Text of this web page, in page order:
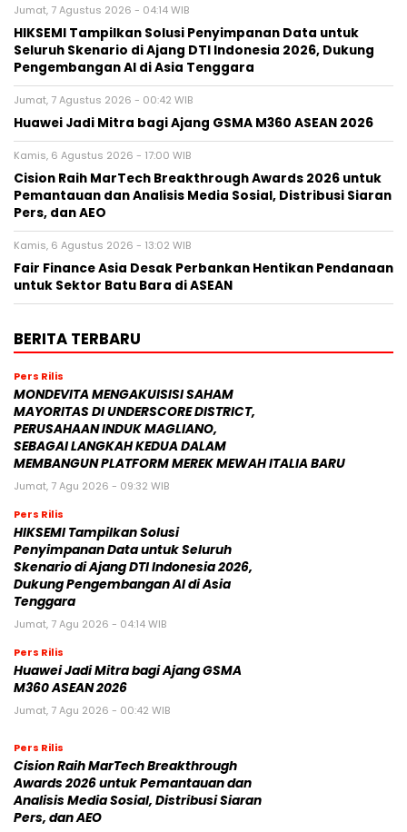
Jumat, 7 Agustus 2026 - 04:14 WIB
HIKSEMI Tampilkan Solusi Penyimpanan Data untuk
Seluruh Skenario di Ajang DTI Indonesia 2026, Dukung
Pengembangan AI di Asia Tenggara
Jumat, 7 Agustus 2026 - 00:42 WIB
Huawei Jadi Mitra bagi Ajang GSMA M360 ASEAN 2026
Kamis, 6 Agustus 2026 - 17:00 WIB
Cision Raih MarTech Breakthrough Awards 2026 untuk
Pemantauan dan Analisis Media Sosial, Distribusi Siaran
Pers, dan AEO
Kamis, 6 Agustus 2026 - 13:02 WIB
Fair Finance Asia Desak Perbankan Hentikan Pendanaan
untuk Sektor Batu Bara di ASEAN
BERITA TERBARU
Pers Rilis
MONDEVITA MENGAKUISISI SAHAM
MAYORITAS DI UNDERSCORE DISTRICT,
PERUSAHAAN INDUK MAGLIANO,
SEBAGAI LANGKAH KEDUA DALAM
MEMBANGUN PLATFORM MEREK MEWAH ITALIA BARU
Jumat, 7 Agu 2026 - 09:32 WIB
Pers Rilis
HIKSEMI Tampilkan Solusi
Penyimpanan Data untuk Seluruh
Skenario di Ajang DTI Indonesia 2026,
Dukung Pengembangan AI di Asia
Tenggara
Jumat, 7 Agu 2026 - 04:14 WIB
Pers Rilis
Huawei Jadi Mitra bagi Ajang GSMA
M360 ASEAN 2026
Jumat, 7 Agu 2026 - 00:42 WIB
Pers Rilis
Cision Raih MarTech Breakthrough
Awards 2026 untuk Pemantauan dan
Analisis Media Sosial, Distribusi Siaran
Pers, dan AEO